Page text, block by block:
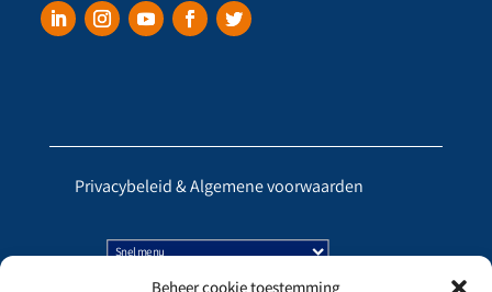
Beheer cookie toestemming
Privacybeleid & Algemene voorwaarden